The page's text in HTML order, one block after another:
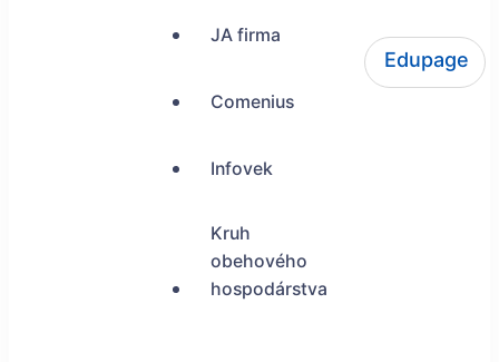
ŠUP Tokajícka 24, Bratislava
JA firma
Comenius
Infovek
Kruh
obehového
hospodárstva
Edupage